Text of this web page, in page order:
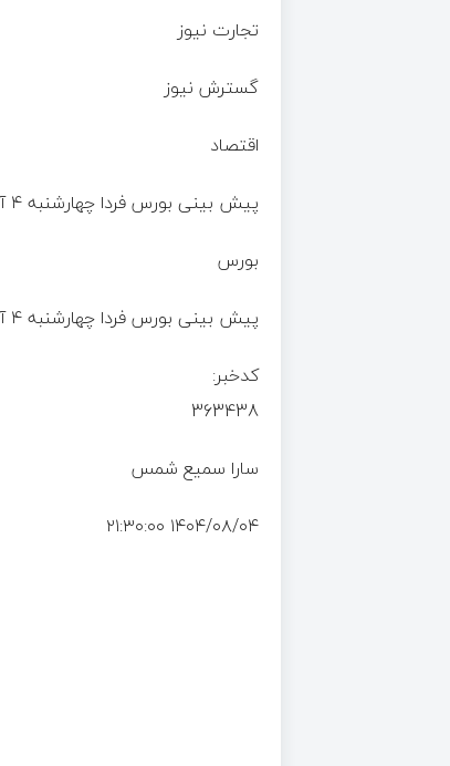
تجارت نیوز
گسترش نیوز
اقتصاد
پیش بینی بورس فردا چهارشنبه ۴ آبان | سهامداران بخوانند
بورس
پیش بینی بورس فردا چهارشنبه ۴ آبان | سهامداران بخوانند
کدخبر:
363438
سارا سمیع شمس
۱۴۰۴/۰۸/۰۴ ۲۱:۳۰:۰۰